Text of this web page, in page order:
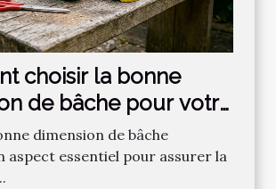
choisir la bonne
de bâche pour votre
dimension de bâche
aspect essentiel pour assurer la